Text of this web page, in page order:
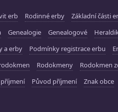
erb Rodinné erby Základní části
Genealogie Genealogové
a erby Podmínky registrace erbu
Rodokmeny Rodokmen
Původ příjmení Znak obce